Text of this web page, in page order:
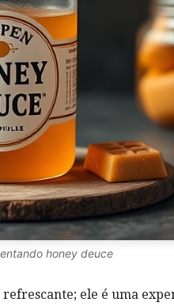
honey deuce
ele é uma